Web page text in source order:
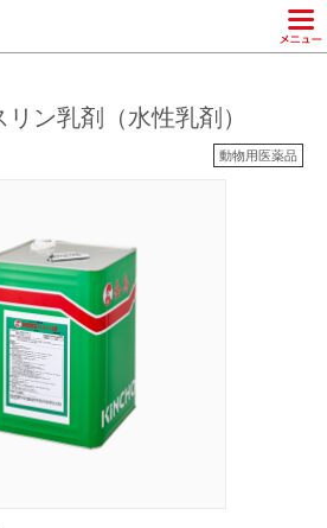
ン乳剤（水性乳剤）
動物用医薬品